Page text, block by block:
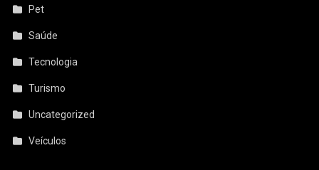
Pet
Saúde
Tecnologia
Turismo
Uncategorized
Veículos